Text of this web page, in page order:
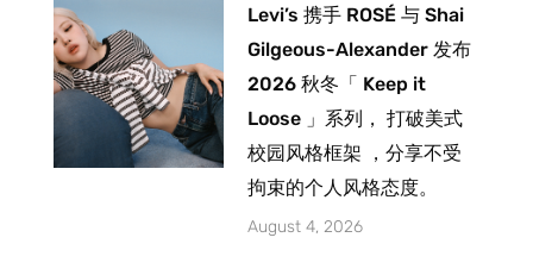
Levi’s 携手 ROSÉ 与 Shai
Gilgeous-Alexander 发布
2026 秋冬「 Keep it
Loose 」系列， 打破美式
校园风格框架 ，分享不受
拘束的个人风格态度。
August 4, 2026